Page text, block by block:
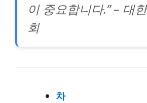
이 중요합니다.” – 대
회
차